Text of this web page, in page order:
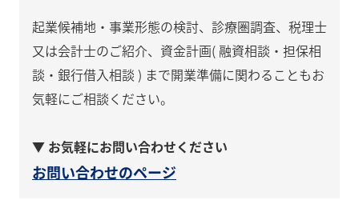
起業候補地・事業形態の検討、診療圏調査、税理士
又は会計士のご紹介、資金計画( 融資相談・担保相
談・銀行借入相談 ) まで開業準備に関わることもお
気軽にご相談ください。
▼ お気軽にお問い合わせください
お問い合わせのページ